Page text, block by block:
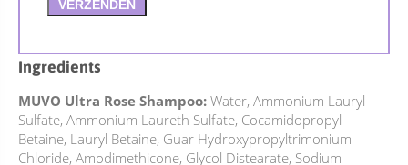
Ingredients
MUVO Ultra Rose Shampoo: Water, Ammonium Lauryl
Sulfate, Ammonium Laureth Sulfate, Cocamidopropyl
Betaine, Lauryl Betaine, Guar Hydroxypropyltrimonium
Chloride, Amodimethicone, Glycol Distearate, Sodium